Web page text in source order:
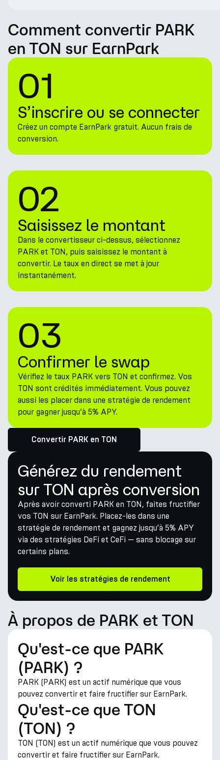
Comment convertir PARK
en TON sur EarnPark
01
S’inscrire ou se connecter
Créez un compte EarnPark gratuit. Aucun frais de
conversion.
02
Saisissez le montant
Dans le convertisseur ci-dessus, sélectionnez
PARK et TON, puis saisissez le montant à
convertir. Le taux en direct se met à jour
instantanément.
03
Confirmer le swap
Vérifiez le taux PARK vers TON et confirmez. Vos
TON sont crédités immédiatement. Vous pouvez
aussi les placer dans une stratégie de rendement
pour gagner jusqu’à 5% APY.
Convertir PARK en TON
Générez du rendement
sur TON après conversion
Après avoir converti PARK en TON, faites fructifier
vos TON sur EarnPark. Placez-les dans une
stratégie de rendement et gagnez jusqu’à 5% APY
via des stratégies DeFi et CeFi — sans blocage sur
certains plans.
Voir les stratégies de rendement
À propos de PARK et TON
Qu'est-ce que PARK
(PARK) ?
PARK (PARK) est un actif numérique que vous
pouvez convertir et faire fructifier sur EarnPark.
Qu'est-ce que TON
(TON) ?
TON (TON) est un actif numérique que vous pouvez
convertir et faire fructifier sur EarnPark.